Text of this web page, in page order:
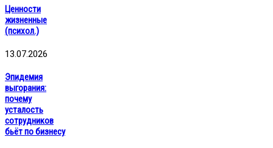
Ценности
жизненные
(психол.)
13.07.2026
Эпидемия
выгорания:
почему
усталость
сотрудников
бьёт по бизнесу